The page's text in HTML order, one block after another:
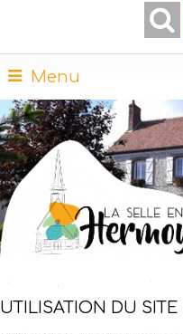
Menu
UTILISATION DU SITE